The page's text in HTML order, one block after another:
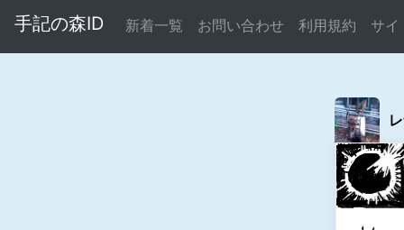
手記の森ID 新着一覧 お問い合わせ 利用規約 サイ